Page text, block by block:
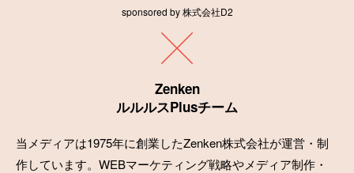
sponsored by 株式会社D2
Zenken
ルルルスPlusチーム
当メディアは1975年に創業したZenken株式会社が運営・制
作しています。WEBマーケティング戦略やメディア制作・